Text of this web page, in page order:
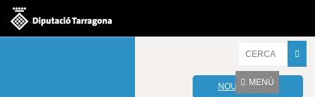
r
NOU WEBMAIL
MENÚ